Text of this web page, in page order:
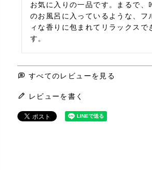
お気に入りの一品です。まるで、
のお風呂に入っているような、フ
ィな香りに包まれてリラックスで
す。
すべてのレビューを見る
レビューを書く